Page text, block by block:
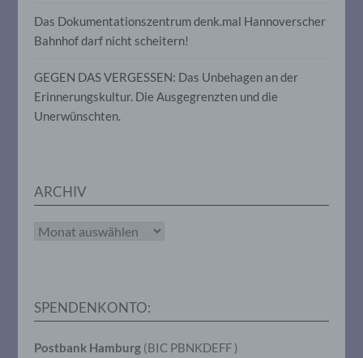
Das Dokumentationszentrum denk.mal Hannoverscher
Bahnhof darf nicht scheitern!
GEGEN DAS VERGESSEN: Das Unbehagen an der
Erinnerungskultur. Die Ausgegrenzten und die
Unerwünschten.
ARCHIV
Archiv
SPENDENKONTO:
Postbank Hamburg (BIC PBNKDEFF )
juristische Person, Behörde, Einrichtung
oder andere Stelle, die allein oder
personenbezogenen Daten entscheidet.
Sind die Zwecke und Mittel dieser
Verarbeitung durch das Unionsrecht oder
Unionsrecht oder dem Recht der
Mitgliedstaaten vorgesehen werden.
juristische Person, Behörde, Einrichtung
oder andere Stelle, die personenbezogene
verarbeitet.